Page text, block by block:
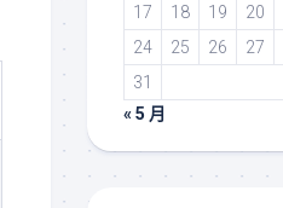
17
18 19 20
24
25 26 27
31
« 5 月